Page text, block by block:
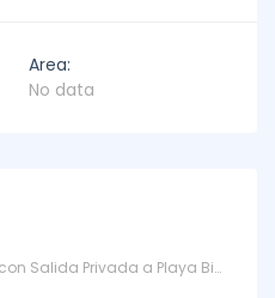
Area:
No data
Espectacular Departamento con Salida Privada a Playa Bikini - TM5491196 - Bikini